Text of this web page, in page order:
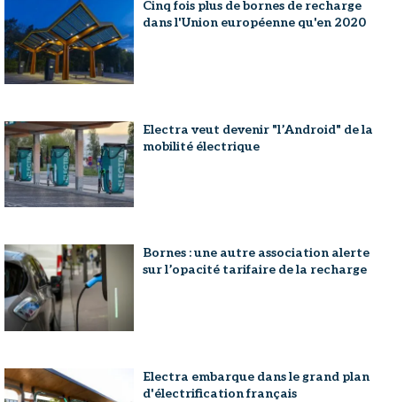
Cinq fois plus de bornes de recharge
dans l'Union européenne qu'en 2020
Electra veut devenir "l’Android" de la
mobilité électrique
Bornes : une autre association alerte
sur l’opacité tarifaire de la recharge
Electra embarque dans le grand plan
d'électrification français